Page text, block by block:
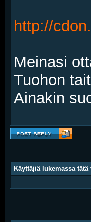
http://
Meinasi
Tuohon
Ainakin
Käyttäjiä lukemassa